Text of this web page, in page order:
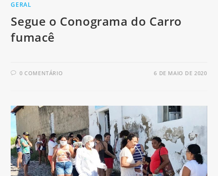
GERAL
Segue o Conograma do Carro
fumacê
0 COMENTÁRIO 6 DE MAIO DE 2020